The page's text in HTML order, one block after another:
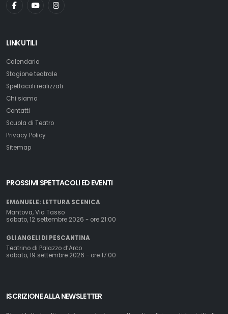
LINK UTILI
Calendario
Stagione teatrale
Spettacoli realizzati
Chi siamo
Contatti
Scuola di Teatro
Privacy Policy
Sitemap
PROSSIMI SPETTACOLI ED EVENTI
EMANUELE: LETTURA SCENICA
Mantova, Via Tasso
sabato, 12 settembre 2026 - ore 21:00
GLI ANGELI DI PESCANTINA
Teatrino di Palazzo d’Arco
sabato, 19 settembre 2026 - ore 17:00
ISCRIZIONE ALLA NEWSLETTER